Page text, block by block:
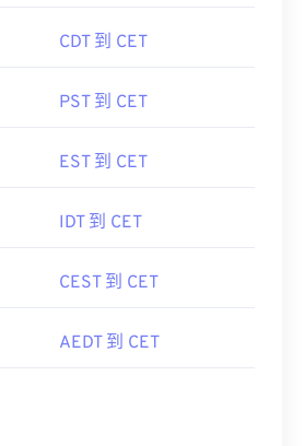
CDT 到 CET
PST 到 CET
EST 到 CET
IDT 到 CET
CEST 到 CET
AEDT 到 CET